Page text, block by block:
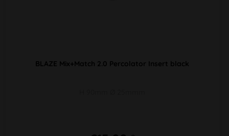
BLAZE Mix+Match 2.0 Percolator Insert black